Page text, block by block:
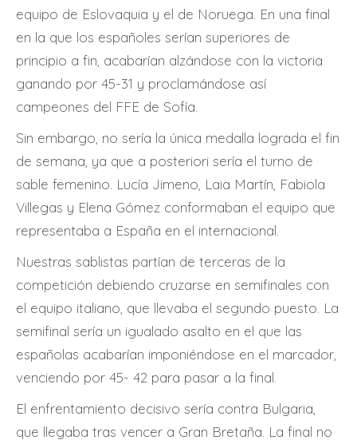
equipo de Eslovaquia y el de Noruega. En una final
en la que los españoles serían superiores de
principio a fin, acabarían alzándose con la victoria
ganando por 45-31 y proclamándose así
campeones del FFE de Sofía.
Sin embargo, no sería la única medalla lograda el fin
de semana, ya que a posteriori sería el turno de
sable femenino. Lucía Jimeno, Laia Martín, Fabiola
Villegas y Elena Gómez conformaban el equipo que
representaba a España en el internacional.
Nuestras sablistas partían de terceras de la
competición debiendo cruzarse en semifinales con
el equipo italiano, que llevaba el segundo puesto. La
semifinal sería un igualado asalto en el que las
españolas acabarían imponiéndose en el marcador,
venciendo por 45- 42 para pasar a la final.
El enfrentamiento decisivo sería contra Bulgaria,
que llegaba tras vencer a Gran Bretaña. La final no